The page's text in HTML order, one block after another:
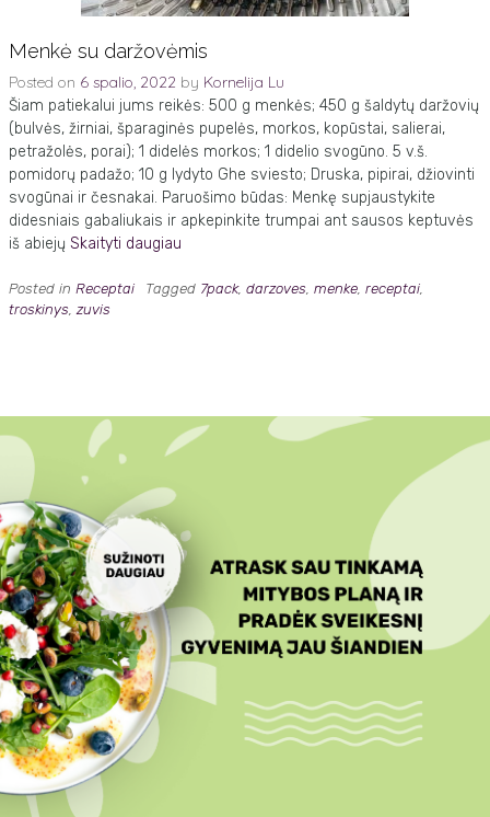
Menkė su daržovėmis
Posted on 6 spalio, 2022 by Kornelija Lu
Šiam patiekalui jums reikės: 500 g menkės; 450 g šaldytų daržovių
(bulvės, žirniai, šparaginės pupelės, morkos, kopūstai, salierai,
petražolės, porai); 1 didelės morkos; 1 didelio svogūno. 5 v.š.
pomidorų padažo; 10 g lydyto Ghe sviesto; Druska, pipirai, džiovinti
svogūnai ir česnakai. Paruošimo būdas: Menkę supjaustykite
didesniais gabaliukais ir apkepinkite trumpai ant sausos keptuvės
iš abiejų Skaityti daugiau
Posted in Receptai Tagged 7pack, darzoves, menke, receptai,
troskinys,zuvis